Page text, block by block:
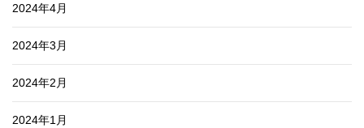
2024年4月
2024年3月
2024年2月
2024年1月